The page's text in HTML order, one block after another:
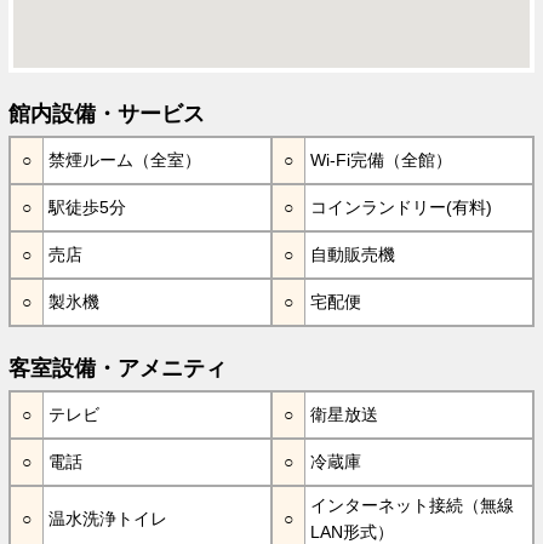
館内設備・サービス
禁煙ルーム（全室） Wi-Fi完備（全館）
駅徒歩5分 コインランドリー(有料)
売店 自動販売機
製氷機 宅配便
客室設備・アメニティ
テレビ 衛星放送
電話 冷蔵庫
温水洗浄トイレ
インターネット接続（無線
LAN形式）